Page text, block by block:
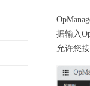
据输入
允许您